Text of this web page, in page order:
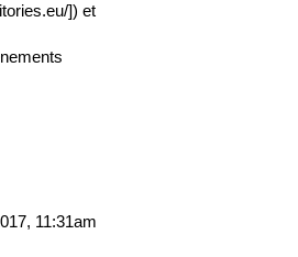
]) et
11:31am